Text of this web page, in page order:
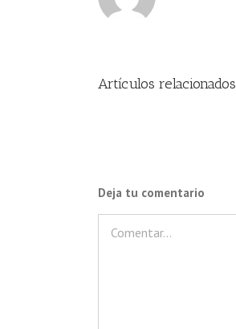
Artículos relacionados
Deja tu comentario